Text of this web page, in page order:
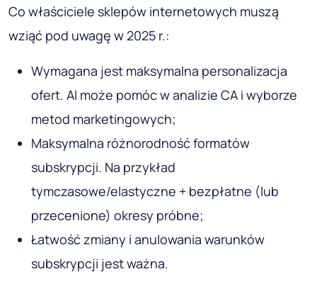
Co właściciele sklepów internetowych muszą
wziąć pod uwagę w 2025 r.:
Wymagana jest maksymalna personalizacja
ofert. AI może pomóc w analizie CA i wyborze
metod marketingowych;
Maksymalna różnorodność formatów
subskrypcji. Na przykład
tymczasowe/elastyczne + bezpłatne (lub
przecenione) okresy próbne;
Łatwość zmiany i anulowania warunków
subskrypcji jest ważna.